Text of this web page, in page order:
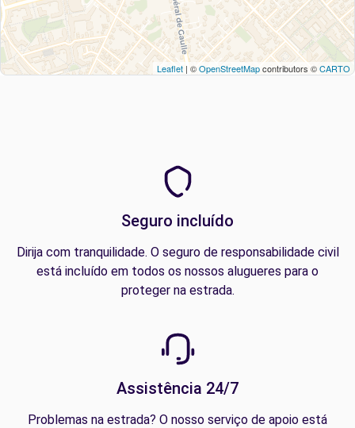
Leaflet | ©OpenStreetMapcontributors ©CARTO
Seguro incluído
Dirija com tranquilidade. O seguro de responsabilidade civil
está incluído em todos os nossos alugueres para o
proteger na estrada.
Assistência 24/7
Problemas na estrada? O nosso serviço de apoio está